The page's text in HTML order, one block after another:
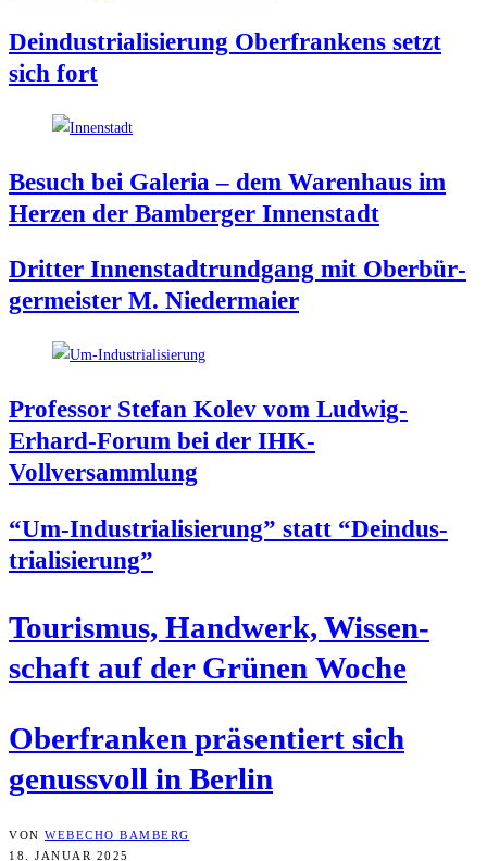
Deindus­tria­li­sie­rung Ober­fran­kens setzt
sich fort
Besuch bei Gale­ria – dem Waren­haus im
Her­zen der Bam­ber­ger Innenstadt
Drit­ter Innen­stadt­rund­gang mit Ober­bür­
ger­meis­ter M. Niedermaier
Pro­fes­sor Ste­fan Kolev vom Lud­wig-
Erhard-Forum bei der IHK-
Vollversammlung
“Um-Indus­tria­li­sie­rung” statt “Deindus­
tria­li­sie­rung”
Tou­ris­mus, Hand­werk, Wis­sen­
schaft auf der Grü­nen Woche
Ober­fran­ken prä­sen­tiert sich
genuss­voll in Berlin
VON WEBECHO BAMBERG
18. JANUAR 2025